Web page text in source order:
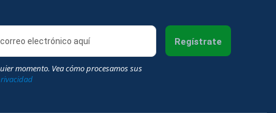
momento. Vea cómo procesamos sus
Regístrate